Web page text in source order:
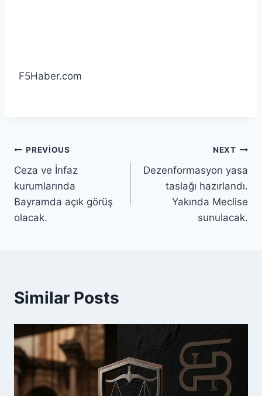
F5Haber.com
PREVIOUS
Ceza ve İnfaz
kurumlarında
Bayramda açık görüş
olacak.
NEXT
Dezenformasyon yasa
taslağı hazırlandı.
Yakında Meclise
sunulacak.
Similar Posts